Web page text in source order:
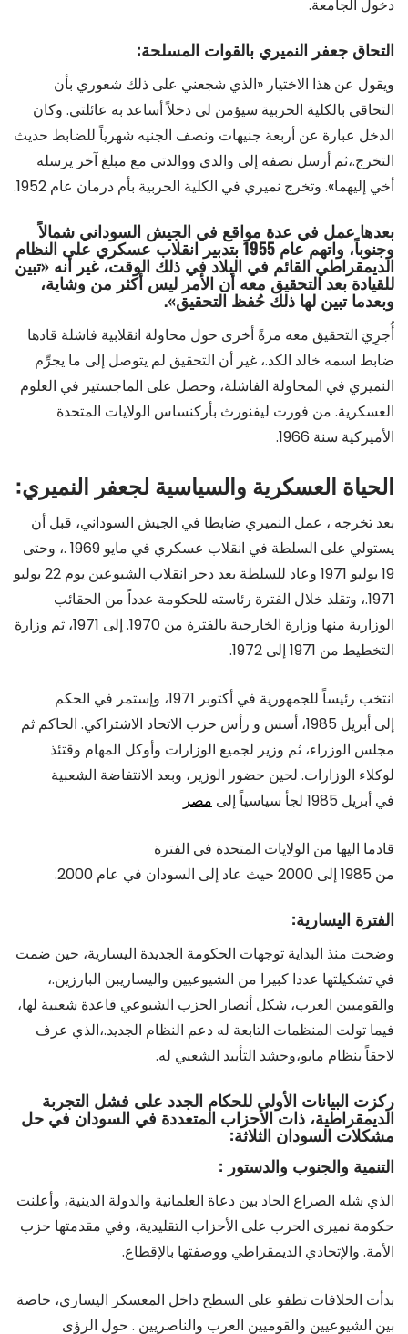
دخول الجامعة.
التحاق جعفر النميري بالقوات المسلحة:
ويقول عن هذا الاختيار «الذي شجعني على ذلك شعوري بأن
التحاقي بالكلية الحربية سيؤمن لي دخلاً أساعد به عائلتي. وكان
الدخل عبارة عن أربعة جنيهات ونصف الجنيه شهرياً للضابط حديث
التخرج.،ثم أرسل نصفه إلى والدي ووالدتي مع مبلغ آخر يرسله
أخي إليهما». وتخرج نميري في الكلية الحربية بأم درمان عام 1952.
بعدها عمل في عدة مواقع في الجيش السوداني شمالاً
وجنوباً، واتهم عام 1955 بتدبير انقلاب عسكري على النظام
الديمقراطي القائم في البلاد في ذلك الوقت، غير أنه «تبين
للقيادة بعد التحقيق معه أن الأمر ليس أكثر من وشاية،
وبعدما تبين لها ذلك حُفظ التحقيق».
أُجرِيَ التحقيق معه مرةً أخرى حول محاولة انقلابية فاشلة قادها
ضابط اسمه خالد الكد.، غير أن التحقيق لم يتوصل إلى ما يجرِّم
النميري في المحاولة الفاشلة، وحصل على الماجستير في العلوم
العسكرية. من فورت ليفنورث بأركنساس الولايات المتحدة
الأميركية سنة 1966.
الحياة العسكرية والسياسية لجعفر النميري:
بعد تخرجه ، عمل النميري ضابطا في الجيش السوداني، قبل أن
يستولي على السلطة في انقلاب عسكري في مايو 1969 .، وحتى
19 يوليو 1971 وعاد للسلطة بعد دحر انقلاب الشيوعين يوم 22 يوليو
1971.، وتقلد خلال الفترة رئاسته للحكومة عدداً من الحقائب
الوزارية منها وزارة الخارجية بالفترة من 1970. إلى 1971، ثم وزارة
التخطيط من 1971 إلى 1972.
انتخب رئيساً للجمهورية في أكتوبر 1971، وإستمر في الحكم
إلى أبريل 1985، أسس و رأس حزب الاتحاد الاشتراكي. الحاكم ثم
مجلس الوزراء، ثم وزير لجميع الوزارات وأوكل المهام وقتئذ
لوكلاء الوزارات. لحين حضور الوزير، وبعد الانتفاضة الشعبية
في أبريل 1985 لجأ سياسياً إلى
مصر
قادما اليها من الولايات المتحدة في الفترة
من 1985 إلى 2000 حيث عاد إلى السودان في عام 2000.
الفترة اليسارية:
وضحت منذ البداية توجهات الحكومة الجديدة اليسارية، حين ضمت
في تشكيلتها عددا كبيرا من الشيوعيين واليساريبن البارزين.،
والقوميين العرب، شكل أنصار الحزب الشيوعي قاعدة شعبية لها،
فيما تولت المنظمات التابعة له دعم النظام الجديد.،الذي عرف
لاحقاً بنظام مايو،وحشد التأييد الشعبي له.
ركزت البيانات الأولى للحكام الجدد على فشل التجربة
الديمقراطية، ذات الأحزاب المتعددة في السودان في حل
مشكلات السودان الثلاثة:
التنمية والجنوب والدستور :
الذي شله الصراع الحاد بين دعاة العلمانية والدولة الدينية، وأعلنت
حكومة نميرى الحرب على الأحزاب التقليدية، وفي مقدمتها حزب
الأمة. والإتحادي الديمقراطي ووصفتها بالإقطاع.
بدأت الخلافات تطفو على السطح داخل المعسكر اليساري، خاصة
بين الشيوعيين والقوميين العرب والناصريين . حول الرؤى